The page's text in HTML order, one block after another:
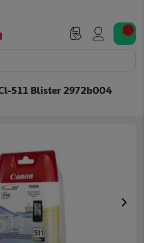
511 Blister 2972b004